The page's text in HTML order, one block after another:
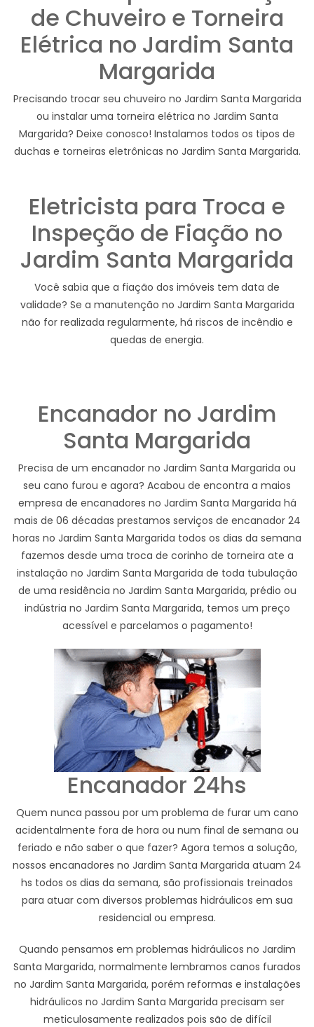
de Chuveiro e Torneira
Elétrica no Jardim Santa
Margarida
Precisando trocar seu chuveiro no Jardim Santa Margarida
ou instalar uma torneira elétrica no Jardim Santa
Margarida? Deixe conosco! Instalamos todos os tipos de
duchas e torneiras eletrônicas no Jardim Santa Margarida.
Eletricista para Troca e
Inspeção de Fiação no
Jardim Santa Margarida
Você sabia que a fiação dos imóveis tem data de
validade? Se a manutenção no Jardim Santa Margarida
não for realizada regularmente, há riscos de incêndio e
quedas de energia.
Encanador no Jardim
Santa Margarida
Precisa de um encanador no Jardim Santa Margarida ou
seu cano furou e agora? Acabou de encontra a maios
empresa de encanadores no Jardim Santa Margarida há
mais de 06 décadas prestamos serviços de encanador 24
horas no Jardim Santa Margarida todos os dias da semana
fazemos desde uma troca de corinho de torneira ate a
instalação no Jardim Santa Margarida de toda tubulação
de uma residência no Jardim Santa Margarida, prédio ou
indústria no Jardim Santa Margarida, temos um preço
acessível e parcelamos o pagamento!
Encanador 24hs
Quem nunca passou por um problema de furar um cano
acidentalmente fora de hora ou num final de semana ou
feriado e não saber o que fazer? Agora temos a solução,
nossos encanadores no Jardim Santa Margarida atuam 24
hs todos os dias da semana, são profissionais treinados
para atuar com diversos problemas hidráulicos em sua
residencial ou empresa.
Quando pensamos em problemas hidráulicos no Jardim
Santa Margarida, normalmente lembramos canos furados
no Jardim Santa Margarida, porém reformas e instalações
hidráulicos no Jardim Santa Margarida precisam ser
meticulosamente realizados pois são de difícil